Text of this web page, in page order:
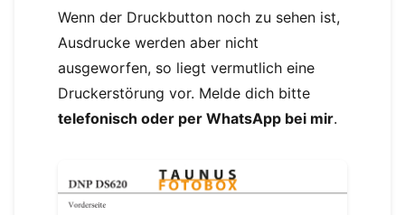
Wenn der Druckbutton noch zu sehen ist,
Ausdrucke werden aber nicht
ausgeworfen, so liegt vermutlich eine
Druckerstörung vor. Melde dich bitte
telefonisch oder per WhatsApp bei mir.